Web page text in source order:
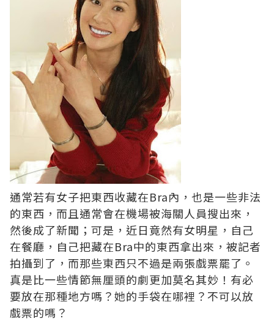
通常若有女子把東西收藏在Bra內，也是一些非法
的東西，而且通常會在機場被海關人員搜出來，
然後成了新聞；可是，近日竟然有女明星，自己
在餐廳，自己把藏在Bra中的東西拿出來，被記者
拍攝到了，而那些東西只不過是兩張戲票罷了。
真是比一些情節無厘頭的劇更加莫名其妙！有必
要放在那種地方嗎？她的手袋在哪裡？不可以放
戲票的嗎？